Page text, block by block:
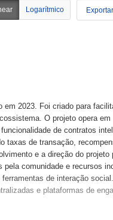
Logarítmico Exportar
2023. Foi criado para
O projeto opera
de contratos
taxas de transação,
e a direção do
comunidade e recursos
de interação
e plataformas de